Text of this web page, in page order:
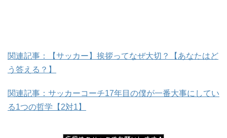
関連記事：【サッカー】挨拶ってなぜ大切？【あなたはど
う答える？】
関連記事：サッカーコーチ17年目の僕が一番大事にしてい
る1つの哲学【2対1】